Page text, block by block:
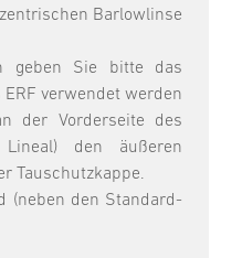
Barlowlinse
geben Sie bitte das
verwendet werden
der Vorderseite des
den äußeren
Tauschutzkappe.
(neben den Standard-